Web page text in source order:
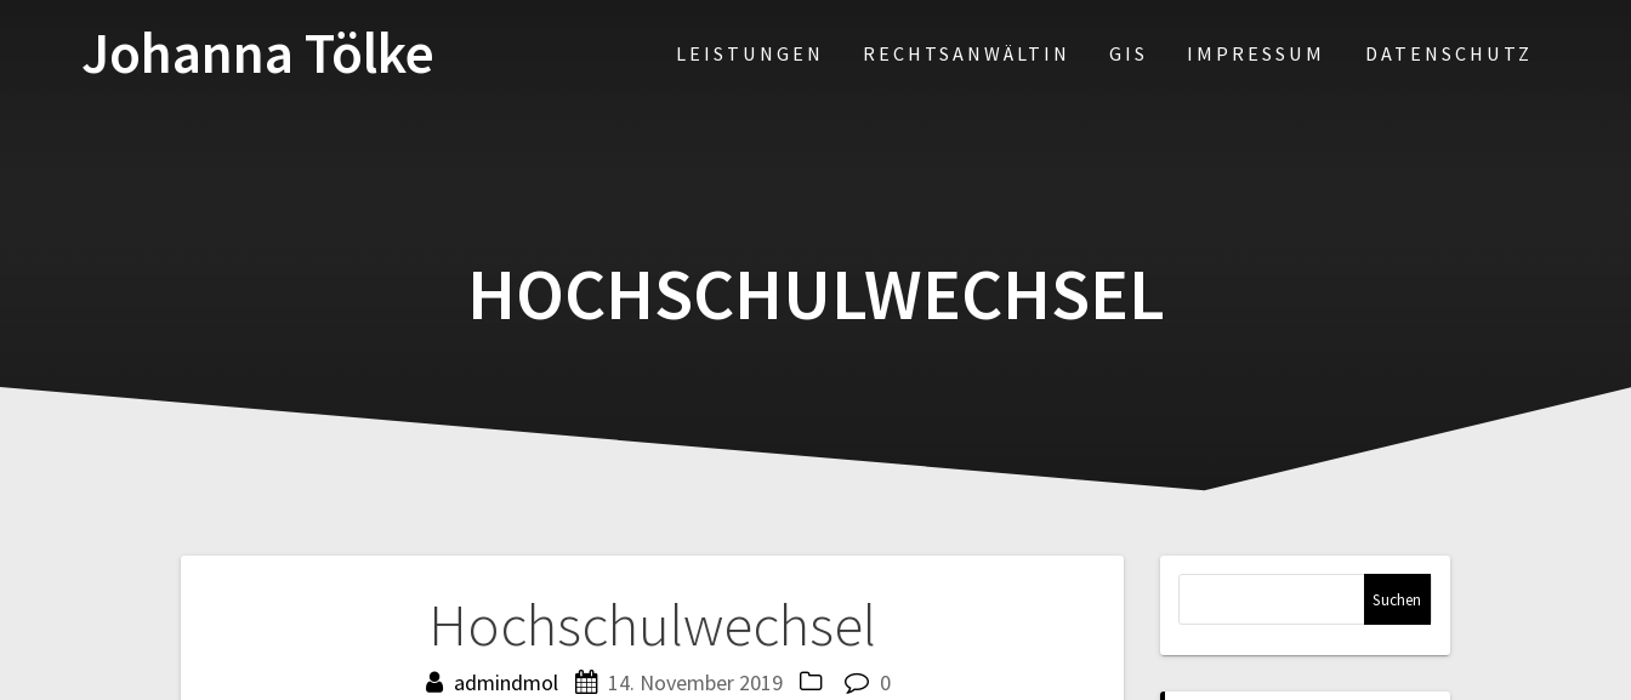
Johanna Tölke LEISTUNGEN RECHTSANWÄLTIN GIS IMPRESSUM DATENSCHUTZ
HOCHSCHULWECHSEL
Hochschulwechsel
admindmol 14. November 2019
0
Beitragsnavigation